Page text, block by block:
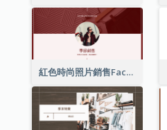
紅色時尚照片銷售Facebook廣告